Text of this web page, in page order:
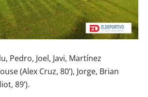
Pedro, Joel, Javi, Martínez
(Alex Cruz, 80’), Jorge, Brian
89’).